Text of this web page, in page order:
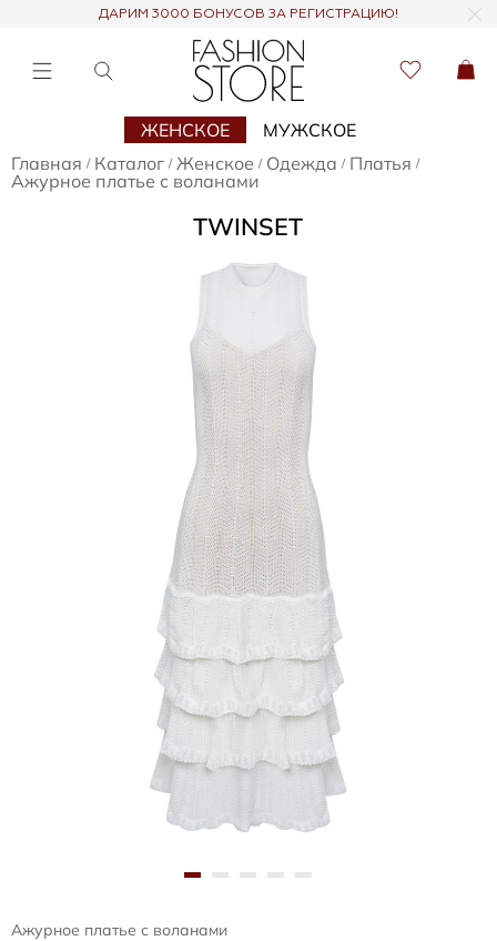
ДАРИМ 3000 БОНУСОВ ЗА РЕГИСТРАЦИЮ!
ЖЕНСКОЕ
МУЖСКОЕ
Главная / Каталог / Женское / Одежда / Платья /
Ажурное платье с воланами
TWINSET
Ажурное платье с воланами